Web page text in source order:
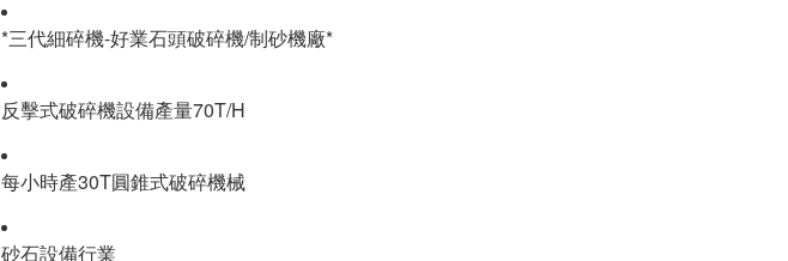
*三代細碎機-好業石頭破碎機/制砂機廠*
反擊式破碎機設備產量70T/H
每小時產30T圓錐式破碎機械
砂石設備行業